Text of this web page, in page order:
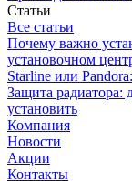
Статьи
Все статьи
Почему важно
установочном
Starline или
Защита радиатора:
установить
Компания
Новости
Акции
Контакты